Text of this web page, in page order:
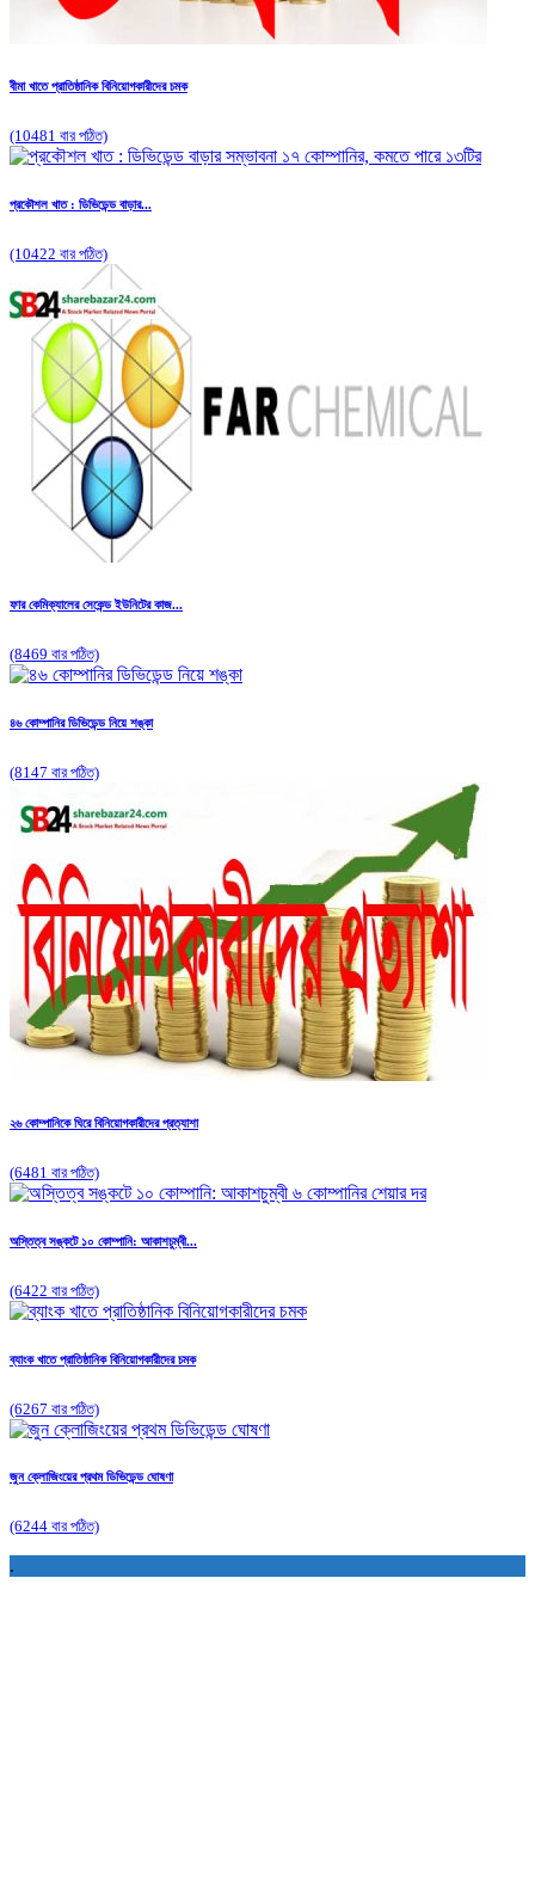
বীমা খাতে প্রাতিষ্ঠানিক বিনিয়োগকারীদের চমক
(10481 বার পঠিত)
প্রকৌশল খাত : ডিভিডেন্ড বাড়ার...
(10422 বার পঠিত)
ফার কেমিক্যালের সেকেন্ড ইউনিটের কাজ...
(8469 বার পঠিত)
৪৬ কোম্পানির ডিভিডেন্ড নিয়ে শঙ্কা
(8147 বার পঠিত)
২৬ কোম্পানিকে ঘিরে বিনিয়োগকারীদের প্রত্যাশা
(6481 বার পঠিত)
অস্তিত্ব সঙ্কটে ১০ কোম্পানি: আকাশচুম্বী...
(6422 বার পঠিত)
ব্যাংক খাতে প্রাতিষ্ঠানিক বিনিয়োগকারীদের চমক
(6267 বার পঠিত)
জুন ক্লোজিংয়ের প্রথম ডিভিডেন্ড ঘোষণা
(6244 বার পঠিত)
.